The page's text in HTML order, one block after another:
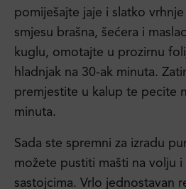
pomiješajte jaje i slatko
smjesu brašna, šećera i
kuglu, omotajte u prozirnu
hladnjak na 30-ak minuta.
premjestite u kalup te pecite
minuta.
Sada ste spremni za izradu
možete pustiti mašti na volju
sastojcima. Vrlo jednostavan